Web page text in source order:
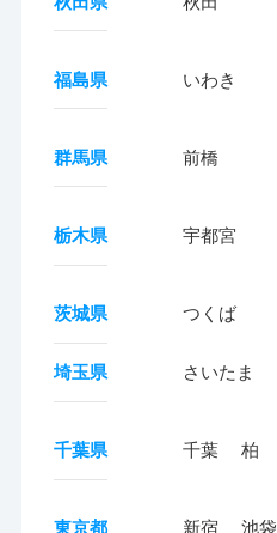
福島県 いわき
群馬県 前橋
栃木県 宇都宮
茨城県 つくば
埼玉県 さいたま
千葉県 千葉 柏
東京都 新宿 池袋